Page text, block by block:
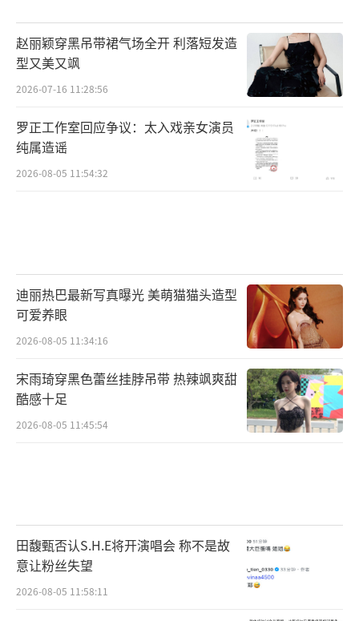
赵丽颖穿黑吊带裙气场全开 利落短发造
型又美又飒
2026-07-16 11:28:56
罗正工作室回应争议：太入戏亲女演员
纯属造谣
2026-08-05 11:54:32
迪丽热巴最新写真曝光 美萌猫猫头造型
可爱养眼
2026-08-05 11:34:16
宋雨琦穿黑色蕾丝挂脖吊带 热辣飒爽甜
酷感十足
2026-08-05 11:45:54
田馥甄否认S.H.E将开演唱会 称不是故
意让粉丝失望
2026-08-05 11:58:11